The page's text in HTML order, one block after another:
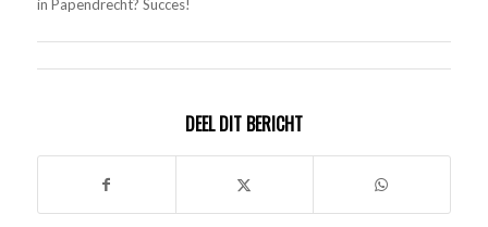
in Papendrecht? Succes!
DEEL DIT BERICHT